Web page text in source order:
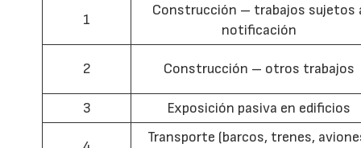
1
Construcción – trabajos sujetos
notificación
2 Construcción – otros trabajos
3 Exposición pasiva en edificios
Transporte (barcos, trenes,